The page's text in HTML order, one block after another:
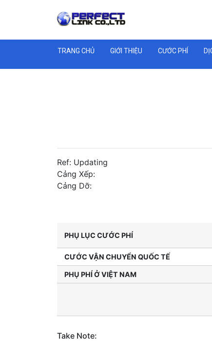
TRANG CHỦ GIỚI THIỆU CƯỚC PHÍ
Ref: Updating
Cảng Xếp:
Cảng Dỡ:
PHỤ LỤC CƯỚC PHÍ
CƯỚC VẬN CHUYỂN QUỐC TẾ
PHỤ PHÍ Ở VIỆT NAM
Take Note: